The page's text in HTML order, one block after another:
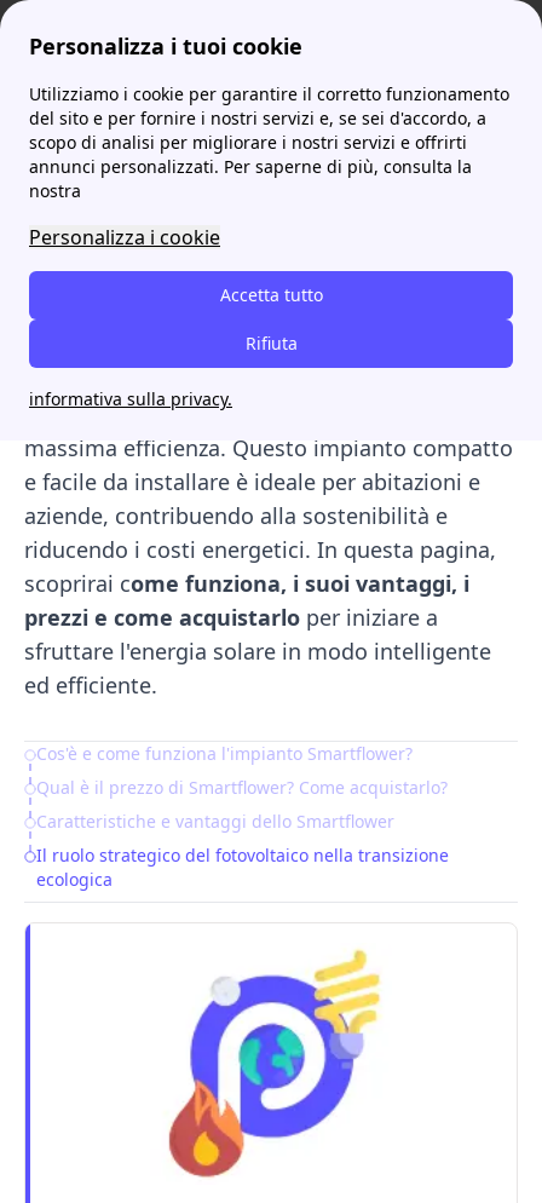
Personalizza i tuoi cookie
Utilizziamo i cookie per garantire il corretto funzionamento
del sito e per fornire i nostri servizi e, se sei d'accordo, a
scopo di analisi per migliorare i nostri servizi e offrirti
annunci personalizzati. Per saperne di più, consulta la
nostra
Personalizza i cookie
Accetta tutto
Rifiuta
informativa sulla privacy.
ProntoBolletta Scopri tutto sulle energie rinnovabili in Italia Cos'è Smartflower? La soluzione innovativa per l'energia solare
Cos'è Smartflower? La
soluzione innovativa per
l'energia solare
Smartflower
che ottimizza la produzione di
solare, che segue il sole per garantire la
massima efficienza. Questo impianto compatto
e facile da installare è ideale per abitazioni e
aziende, contribuendo alla sostenibilità e
riducendo i costi energetici. In questa pagina,
scoprirai come funziona, i suoi vantaggi, i
prezzi e come acquistarlo per iniziare a
sfruttare l'energia solare in modo intelligente
ed efficiente.
Table of Contents
Cos'è e come funziona l'impianto Smartflower?
Qual è il prezzo di Smartflower? Come acquistarlo?
Caratteristiche e vantaggi dello Smartflower
Il ruolo strategico del fotovoltaico nella transizione
ecologica